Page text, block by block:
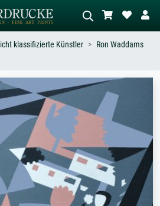
Beschreiben Sie die Szene – z.B. Grüne
Wiese, Abstrakt mit viel Rot, Dunkles
Ölgemälde, Stehender Akt neben einem
klassifizierte Künstler
Ron Waddams